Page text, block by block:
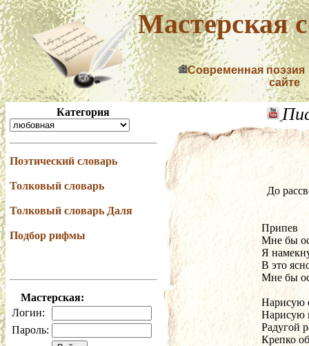
Мастерская
Современная поэзия
сайте
Категория
Поэтический словарь
Толковый словарь
Толковый словарь Даля
Подбор рифмы
Мастерская:
Логин:
Пароль:
До
Припев
Мне бы
Я
В это
Мне бы
Нарисую
Нарисую
Радугой
Крепко